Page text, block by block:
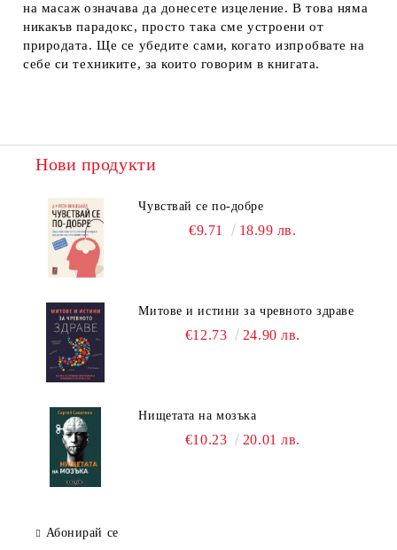
на масаж означава да донесете изцеление. В това няма
никакъв парадокс, просто така сме устроени от
природата. Ще се убедите сами, когато изпробвате на
себе си техниките, за които говорим в книгата.
Нови продукти
Чувствай се по-добре
€9.71 18.99 лв.
Митове и истини за чревното здраве
€12.73 24.90 лв.
Нищетата на мозъка
€10.23 20.01 лв.
Абонирай се